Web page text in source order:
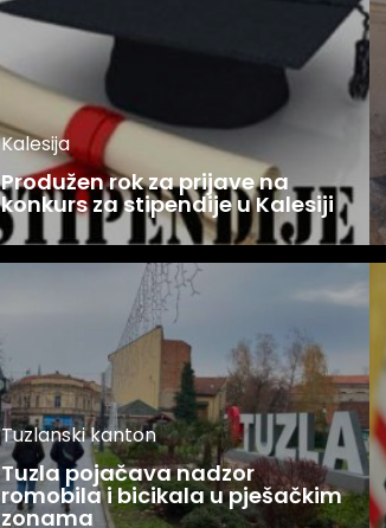
Kalesija
Produžen rok za prijave na
konkurs za stipendije u Kalesiji
Tuzlanski kanton
Tuzla pojačava nadzor
romobila i bicikala u pješačkim
zonama